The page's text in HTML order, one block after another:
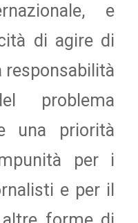
e
di agire di
responsabilità
problema
una priorità
per i
e per il